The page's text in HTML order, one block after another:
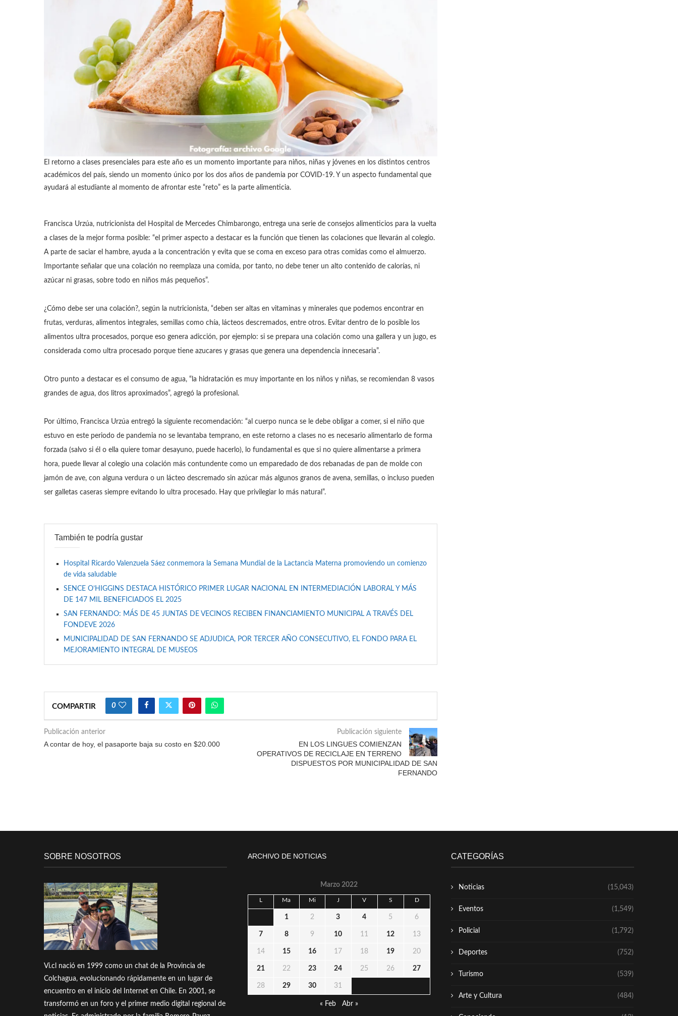
El retorno a clases presenciales para este año es un momento importante para niños, niñas y jóvenes en los distintos centros
académicos del país, siendo un momento único por los dos años de pandemia por COVID-19. Y un aspecto fundamental que
ayudará al estudiante al momento de afrontar este “reto” es la parte alimenticia.
Francisca Urzúa, nutricionista del Hospital de Mercedes Chimbarongo, entrega una serie de consejos alimenticios para la vuelta
a clases de la mejor forma posible: “el primer aspecto a destacar es la función que tienen las colaciones que llevarán al colegio.
A parte de saciar el hambre, ayuda a la concentración y evita que se coma en exceso para otras comidas como el almuerzo.
Importante señalar que una colación no reemplaza una comida, por tanto, no debe tener un alto contenido de calorías, ni
azúcar ni grasas, sobre todo en niños más pequeños”.
¿Cómo debe ser una colación?, según la nutricionista, “deben ser altas en vitaminas y minerales que podemos encontrar en
frutas, verduras, alimentos integrales, semillas como chía, lácteos descremados, entre otros. Evitar dentro de lo posible los
alimentos ultra procesados, porque eso genera adicción, por ejemplo: si se prepara una colación como una gallera y un jugo, es
considerada como ultra procesado porque tiene azucares y grasas que genera una dependencia innecesaria”.
Otro punto a destacar es el consumo de agua, “la hidratación es muy importante en los niños y niñas, se recomiendan 8 vasos
grandes de agua, dos litros aproximados”, agregó la profesional.
Por último, Francisca Urzúa entregó la siguiente recomendación: “al cuerpo nunca se le debe obligar a comer, si el niño que
estuvo en este periodo de pandemia no se levantaba temprano, en este retorno a clases no es necesario alimentarlo de forma
forzada (salvo si él o ella quiere tomar desayuno, puede hacerlo), lo fundamental es que si no quiere alimentarse a primera
hora, puede llevar al colegio una colación más contundente como un emparedado de dos rebanadas de pan de molde con
jamón de ave, con alguna verdura o un lácteo descremado sin azúcar más algunos granos de avena, semillas, o incluso pueden
ser galletas caseras siempre evitando lo ultra procesado. Hay que privilegiar lo más natural”.
También te podría gustar
Hospital Ricardo Valenzuela Sáez conmemora la Semana Mundial de la Lactancia Materna promoviendo un comienzo
de vida saludable
SENCE O’HIGGINS DESTACA HISTÓRICO PRIMER LUGAR NACIONAL EN INTERMEDIACIÓN LABORAL Y MÁS
DE 147 MIL BENEFICIADOS EL 2025
SAN FERNANDO: MÁS DE 45 JUNTAS DE VECINOS RECIBEN FINANCIAMIENTO MUNICIPAL A TRAVÉS DEL
FONDEVE 2026
MUNICIPALIDAD DE SAN FERNANDO SE ADJUDICA, POR TERCER AÑO CONSECUTIVO, EL FONDO PARA EL
MEJORAMIENTO INTEGRAL DE MUSEOS
COMPARTIR 0
Publicación anterior
A contar de hoy, el pasaporte baja su costo en $20.000
Publicación siguiente
EN LOS LINGUES COMIENZAN
OPERATIVOS DE RECICLAJE EN TERRENO
DISPUESTOS POR MUNICIPALIDAD DE SAN
FERNANDO
SOBRE NOSOTROS
Vi.cl nació en 1999 como un chat de la Provincia de
Colchagua, evolucionando rápidamente en un lugar de
encuentro en el inicio del Internet en Chile. En 2001, se
transformó en un foro y el primer medio digital regional de
ARCHIVO DE NOTICIAS
Marzo 2022
L Ma Mi J V S D
1 2 3 4 5 6
7 8 9 10 11 12 13
14 15 16 17 18 19 20
21 22 23 24 25 26 27
28 29 30 31
« Feb Abr »
CATEGORÍAS
Noticias (15,043)
Eventos (1,549)
Policial (1,792)
Deportes (752)
Turismo (539)
Arte y Cultura (484)